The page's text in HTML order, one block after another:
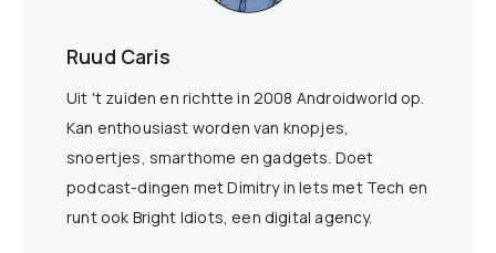
Ruud Caris
Uit 't zuiden en richtte in 2008 Androidworld op.
Kan enthousiast worden van knopjes,
snoertjes, smarthome en gadgets. Doet
podcast-dingen met Dimitry in Iets met Tech en
runt ook Bright Idiots, een digital agency.